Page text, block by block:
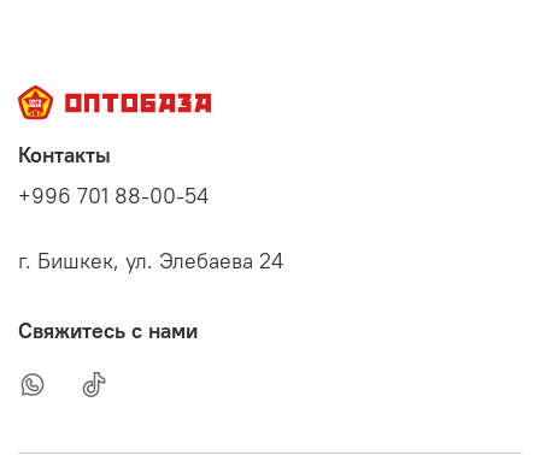
Контакты
+996 701 88-00-54
г. Бишкек, ул. Элебаева 24
Свяжитесь с нами